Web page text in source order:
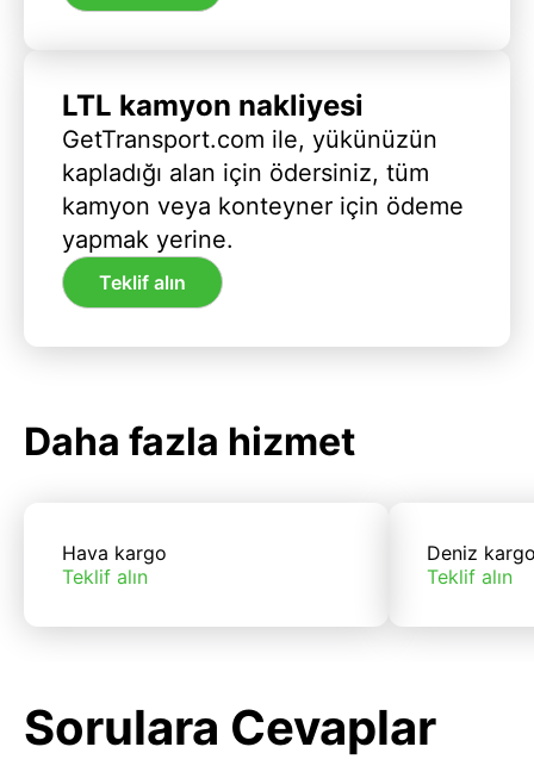
LTL kamyon nakliyesi
GetTransport.com ile, yükünüzün
kapladığı alan için ödersiniz, tüm
kamyon veya konteyner için ödeme
yapmak yerine.
Teklif alın
Daha fazla hizmet
Hava kargo
Teklif alın
Deniz
Teklif alın
Sorulara Cevaplar